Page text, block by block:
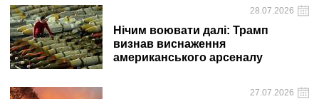
28.07.2026
Нічим воювати далі: Трамп
визнав виснаження
американського арсеналу
27.07.2026